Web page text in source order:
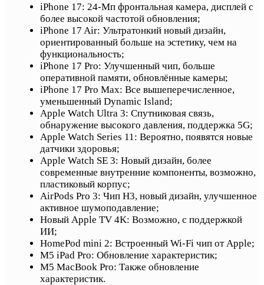
iPhone 17: 24-Мп фронтальная камера, дисплей с
более высокой частотой обновления;
iPhone 17 Air: Ультратонкий новый дизайн,
ориентированный больше на эстетику, чем на
функциональность;
iPhone 17 Pro: Улучшенный чип, больше
оперативной памяти, обновлённые камеры;
iPhone 17 Pro Max: Все вышеперечисленное,
уменьшенный Dynamic Island;
Apple Watch Ultra 3: Спутниковая связь,
обнаружение высокого давления, поддержка 5G;
Apple Watch Series 11: Вероятно, появятся новые
датчики здоровья;
Apple Watch SE 3: Новый дизайн, более
современные внутренние компоненты, возможно,
пластиковый корпус;
AirPods Pro 3: Чип H3, новый дизайн, улучшенное
активное шумоподавление;
Новый Apple TV 4K: Возможно, с поддержкой
ИИ;
HomePod mini 2: Встроенный Wi-Fi чип от Apple;
M5 iPad Pro: Обновление характеристик;
M5 MacBook Pro: Также обновление
характеристик.